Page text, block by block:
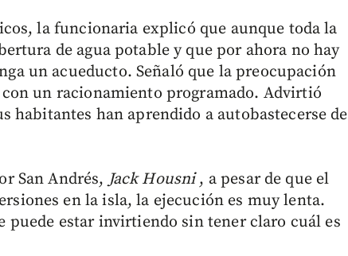
la funcionaria explicó que aunque toda la
de agua potable y que por ahora no hay
un acueducto. Señaló que la preocupación
un racionamiento programado. Advirtió
habitantes han aprendido a autobastecerse de
San Andrés,Jack Housni, a pesar de que el
en la isla, la ejecución es muy lenta.
puede estar invirtiendo sin tener claro cuál es